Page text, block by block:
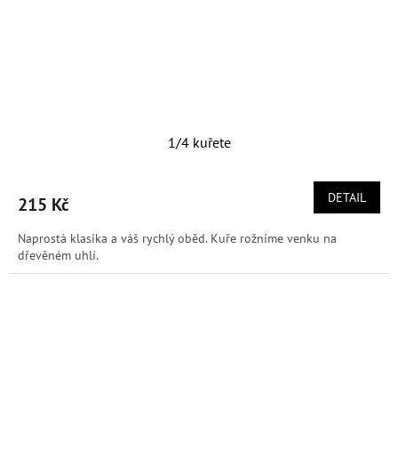
1/4 kuřete
215 Kč DETAIL
Naprostá klasika a váš rychlý oběd. Kuře rožníme venku na
dřevěném uhlí.